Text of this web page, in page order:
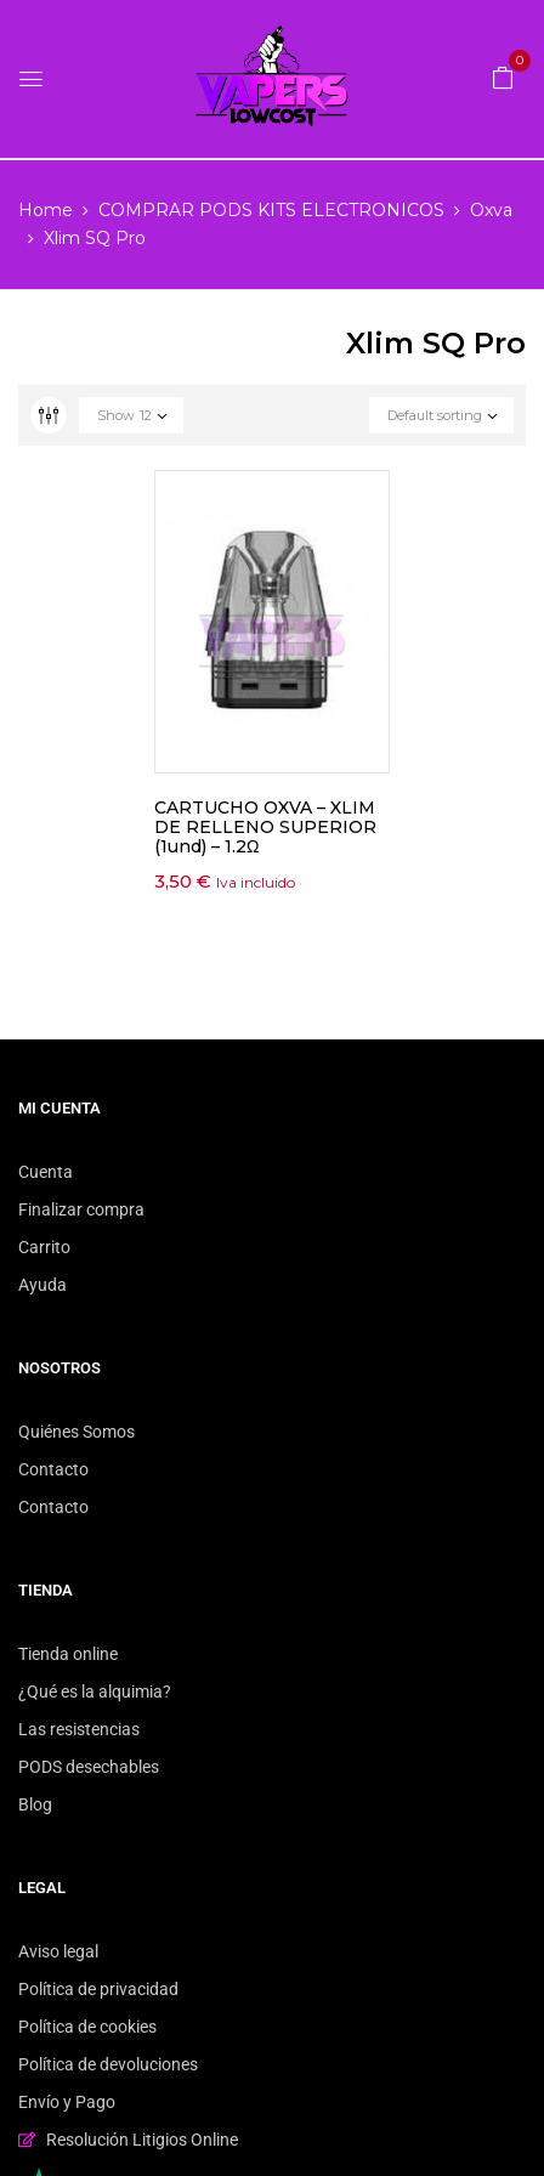
0
Home COMPRAR PODS KITS ELECTRONICOS
Oxva
Xlim SQ Pro
Xlim SQ Pro
Default sorting
Show 12
CARTUCHO OXVA – XLIM
DE RELLENO SUPERIOR
(1und) – 1.2Ω
3,50 € Iva incluido
MI CUENTA
Cuenta
Finalizar compra
Carrito
Ayuda
NOSOTROS
Quiénes Somos
Contacto
Contacto
TIENDA
Tienda online
¿Qué es la alquimia?
Las resistencias
PODS desechables
Blog
LEGAL
Aviso legal
Política de privacidad
Política de cookies
Política de devoluciones
Envío y Pago
Resolución Litigios Online